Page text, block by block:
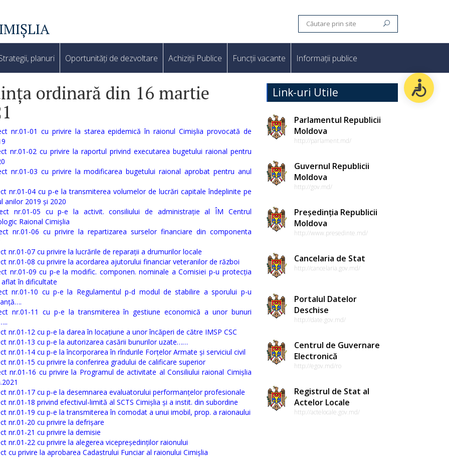
planuri Oportunități de dezvoltare Achiziții Publice Funcții vacante Informații publice
ordinară din 16 martie
nr.01-01 cu privire la starea epidemică în raionul Cimișlia provocată de
nr.01-02 cu privire la raportul privind executarea bugetului raional pentru
nr.01-03 cu privire la modificarea bugetului raional aprobat pentru anul
nr.01-04 cu p-e la transmiterea volumelor de lucrări capitale îndeplinite pe
anilor 2019 și 2020
nr.01-05 cu p-e la activit. consiliului de administrație al ÎM Centrul
Raional Cimișlia
nr.01-06 cu privire la repartizarea surselor financiare din componenta
nr.01-07 cu privire la lucrările de reparații a drumurilor locale
nr.01-08 cu privire la acordarea ajutorului financiar veteranilor de război
nr.01-09 cu p-e la modific. componen. nominale a Comisiei p-u protecția
în dificultate
nr.01-10 cu p-e la Regulamentul p-d modul de stabilire a sporului p-u
nr.01-11 cu p-e la transmiterea în gestiune economică a unor bunuri
nr.01-12 cu p-e la darea în locațiune a unor încăperi de către IMSP CSC
nr.01-13 cu p-e la autorizarea casării bunurilor uzate……
nr.01-14 cu p-e la încorporarea în rîndurile Forțelor Armate și serviciul civil
nr.01-15 cu privire la conferirea gradului de calificare superior
nr.01-16 cu privire la Programul de activitate al Consiliului raional Cimișlia
nr.01-17 cu p-e la desemnarea evaluatorului performanțelor profesionale
nr.01-18 privind efectivul-limită al SCTS Cimișlia și a instit. din subordine
nr.01-19 cu p-e la transmiterea în comodat a unui imobil, prop. a raionaului
nr.01-20 cu privire la defrișare
nr.01-21 cu privire la demisie
nr.01-22 cu privire la alegerea vicepreședinților raionului
cu privire la aprobarea Cadastrului Funciar al raionului Cimișlia
Link-uri Utile
Parlamentul Republicii
Moldova
http://parlament.md/
Guvernul Republicii
Moldova
http://gov.md/
Președinția Republicii
Moldova
http://www.presedinte.md/
Cancelaria de Stat
http://cancelaria.gov.md/
Portalul Datelor
Deschise
http://date.gov.md/
Centrul de Guvernare
Electronică
http://egov.md/ro
Registrul de Stat al
Actelor Locale
http://actelocale.gov.md/